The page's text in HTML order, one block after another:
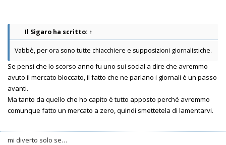
Il Sigaro ha scritto: ↑
Vabbè, per ora sono tutte chiacchiere e supposizioni giornalistiche.
Se pensi che lo scorso anno fu uno sui social a dire che avremmo
avuto il mercato bloccato, il fatto che ne parlano i giornali è un passo
avanti.
Ma tanto da quello che ho capito è tutto apposto perché avremmo
comunque fatto un mercato a zero, quindi smettetela di lamentarvi.
mi diverto solo se…